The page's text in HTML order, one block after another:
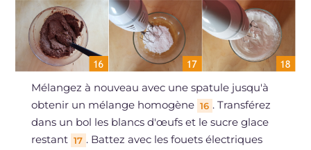
Mélangez à nouveau avec une spatule jusqu'à
obtenir un mélange homogène 16 . Transférez
dans un bol les blancs d'œufs et le sucre glace
restant 17 . Battez avec les fouets électriques